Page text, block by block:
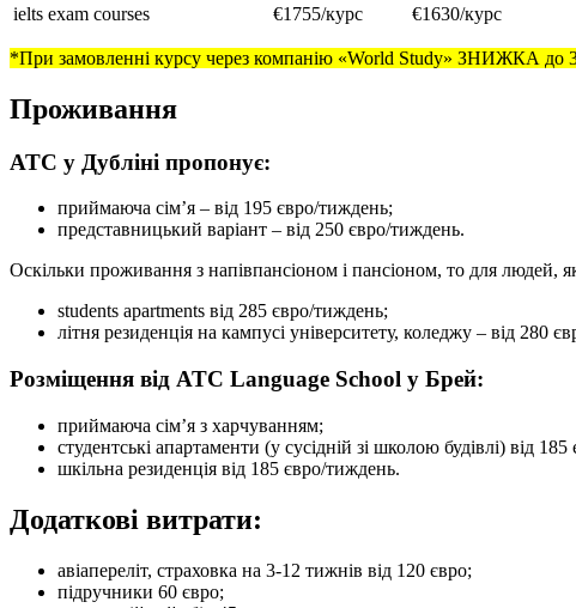
ielts exam courses
€1755/курс €1630/курс
*При замовленні курсу через компанію «World Study» ЗНИЖКА до
Проживання
ATC у Дубліні пропонує:
приймаюча сім’я – від 195 євро/тиждень;
представницький варіант – від 250 євро/тиждень.
Оскільки проживання з напівпансіоном і пансіоном, то для людей,
students apartments від 285 євро/тиждень;
літня резиденція на кампусі університету, коледжу – від 280
Розміщення від ATC Language School у Брей:
приймаюча сім’я з харчуванням;
студентські апартаменти (у сусідній зі школою будівлі) від
шкільна резиденція від 185 євро/тиждень.
Додаткові витрати:
авіапереліт, страховка на 3-12 тижнів від 120 євро;
підручники 60 євро;